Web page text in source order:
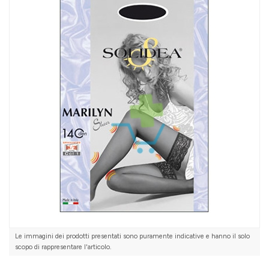
Graduata 3-ML Nero
Le immagini dei prodotti presentati sono puramente indicative e hanno il solo
scopo di rappresentare l'articolo.